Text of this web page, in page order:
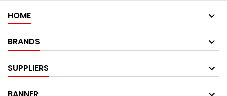
HOME
BRANDS
SUPPLIERS